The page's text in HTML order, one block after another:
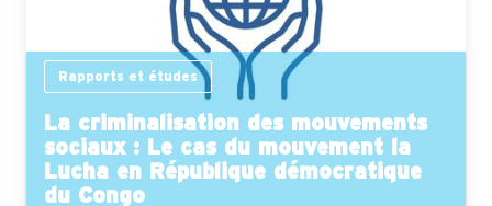
Rapports et études
La criminalisation des mouvements
sociaux : Le cas du mouvement la
Lucha en République démocratique
du Congo